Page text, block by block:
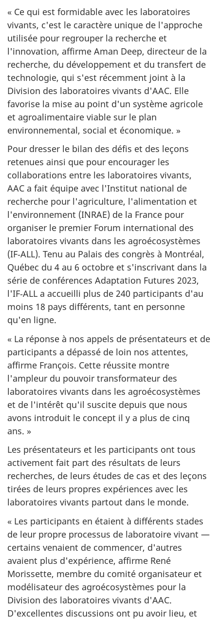
« Ce qui est formidable avec les laboratoires
vivants, c'est le caractère unique de l'approche
utilisée pour regrouper la recherche et
l'innovation, affirme Aman Deep, directeur de la
recherche, du développement et du transfert de
technologie, qui s'est récemment joint à la
Division des laboratoires vivants d'AAC. Elle
favorise la mise au point d'un système agricole
et agroalimentaire viable sur le plan
environnemental, social et économique. »
Pour dresser le bilan des défis et des leçons
retenues ainsi que pour encourager les
collaborations entre les laboratoires vivants,
AAC a fait équipe avec l'Institut national de
recherche pour l'agriculture, l'alimentation et
l'environnement (INRAE) de la France pour
organiser le premier Forum international des
laboratoires vivants dans les agroécosystèmes
(IF‑ALL). Tenu au Palais des congrès à Montréal,
Québec du 4 au 6 octobre et s'inscrivant dans la
série de conférences Adaptation Futures 2023,
l'IF‑ALL a accueilli plus de 240 participants d'au
moins 18 pays différents, tant en personne
qu'en ligne.
« La réponse à nos appels de présentateurs et de
participants a dépassé de loin nos attentes,
affirme François. Cette réussite montre
l'ampleur du pouvoir transformateur des
laboratoires vivants dans les agroécosystèmes
et de l'intérêt qu'il suscite depuis que nous
avons introduit le concept il y a plus de cinq
ans. »
Les présentateurs et les participants ont tous
activement fait part des résultats de leurs
recherches, de leurs études de cas et des leçons
tirées de leurs propres expériences avec les
laboratoires vivants partout dans le monde.
« Les participants en étaient à différents stades
de leur propre processus de laboratoire vivant —
certains venaient de commencer, d'autres
avaient plus d'expérience, affirme René
Morissette, membre du comité organisateur et
modélisateur des agroécosystèmes pour la
Division des laboratoires vivants d'AAC.
D'excellentes discussions ont pu avoir lieu, et